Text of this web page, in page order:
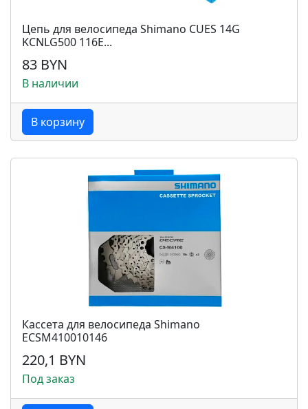
Цепь для велосипеда Shimano CUES 14G
KCNLG500 116E...
83 BYN
В наличии
В корзину
Кассета для велосипеда Shimano
ECSM410010146
220,1 BYN
Под заказ